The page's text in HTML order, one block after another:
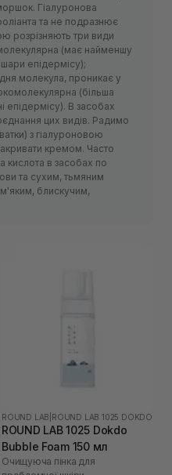
Гіалуронова
та не подразнює
розрізняють три види
(має найменшу
епідермісу);
молекула, проникає у
(більша
епідермісу). В засобах
цих видів. Радимо
з гіалуроновою
кремом. Часто
кислота в засобах по
та сухим, тьмяним
блискучим,
ROUND LAB ROUND LAB 1025 DOKDO
ROUND LAB 1025 Dokdo
Bubble Foam 150 мл
Очищуюча пінка для